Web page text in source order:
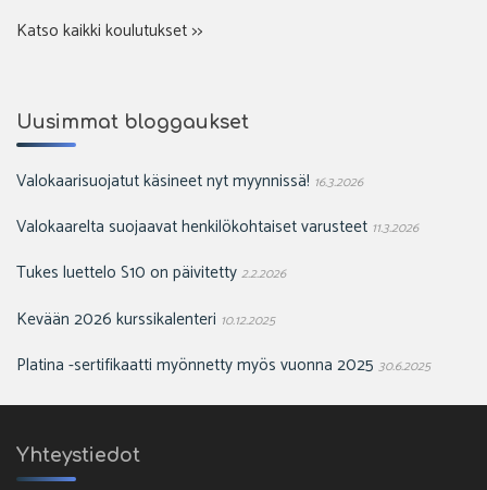
Katso kaikki koulutukset >>
Uusimmat bloggaukset
Valokaarisuojatut käsineet nyt myynnissä! 16.3.2026
Valokaarelta suojaavat henkilökohtaiset varusteet 11.3.2026
Tukes luettelo S10 on päivitetty 2.2.2026
Kevään 2026 kurssikalenteri 10.12.2025
Platina -sertifikaatti myönnetty myös vuonna 2025 30.6.2025
Yhteystiedot